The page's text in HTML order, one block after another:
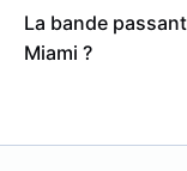
La bande
Miami ?